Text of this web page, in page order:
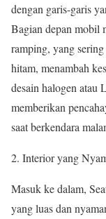
dengan garis-garis
Bagian depan mobil
ramping, yang
hitam, menambah
desain halogen atau
memberikan
saat berkendara
Interior yang
Masuk ke dalam,
yang luas dan